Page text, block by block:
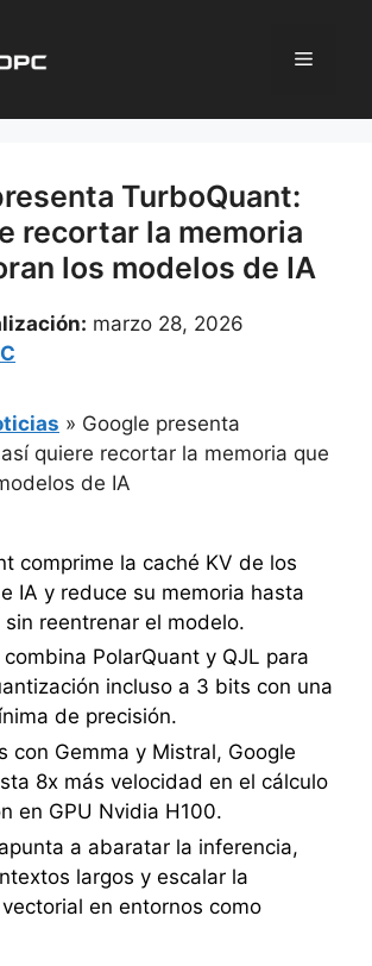
Menú
TurboQuant:
recortar la memoria
los modelos de IA
marzo 28, 2026
» Google presenta
quiere recortar la memoria que
de IA
comprime la caché KV de los
IA y reduce su memoria hasta
sin reentrenar el modelo.
PolarQuant y QJL para
incluso a 3 bits con una
de precisión.
con Gemma y Mistral, Google
8x más velocidad en el cálculo
en GPU Nvidia H100.
a abaratar la inferencia,
largos y escalar la
en entornos como